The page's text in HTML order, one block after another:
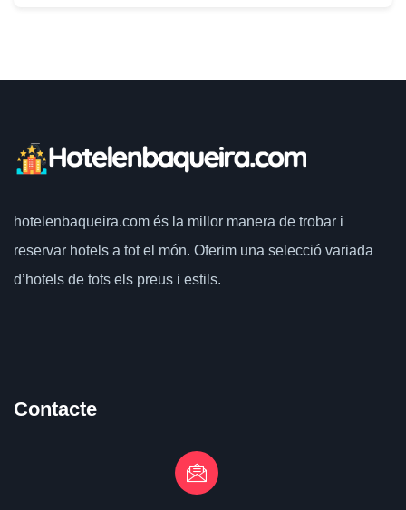
hotelenbaqueira.com és la millor manera de trobar i
reservar hotels a tot el món. Oferim una selecció variada
d’hotels de tots els preus i estils.
Contacte